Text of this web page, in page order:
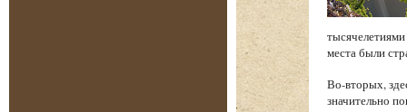
места были
Во-вторых,
значительно